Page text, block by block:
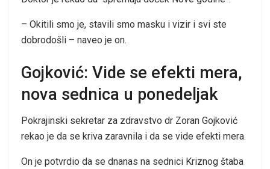
– Okitili smo je, stavili smo masku i vizir i svi ste
dobrodošli – naveo je on.
Gojković: Vide se efekti mera,
nova sednica u ponedeljak
Pokrajinski sekretar za zdravstvo dr Zoran Gojković
rekao je da se kriva zaravnila i da se vide efekti mera.
On je potvrdio da se dnanas na sednici Kriznog štaba